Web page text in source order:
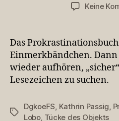
Keine
Das
Einmerkbändchen.
wieder aufhören,
Lesezeichen zu suchen.
Schlagwörter
DgkoeFS Kathrin Passig
Lobo Tücke des Objekts